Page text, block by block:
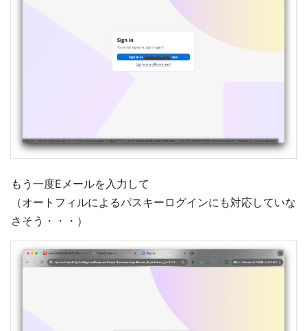
もう一度Eメールを入力して
（オートフィルによるパスキーログインにも対応していな
さそう・・・）